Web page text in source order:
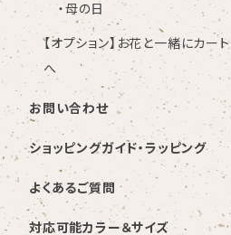
・母の日
【オプション】お花と一緒にカート
へ
お問い合わせ
ショッピングガイド・ラッピング
よくあるご質問
対応可能カラー＆サイズ